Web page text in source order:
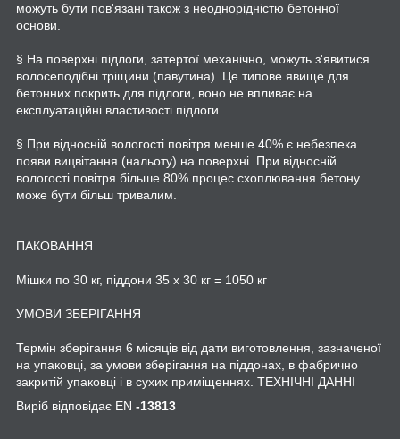
можуть бути пов'язані також з неоднорідністю бетонної
основи.
§ На поверхні підлоги, затертої механічно, можуть з'явитися
волосеподібні тріщини (павутина). Це типове явище для
бетонних покрить для підлоги, воно не впливає на
експлуатаційні властивості підлоги.
§ При відносній вологості повітря менше 40% є небезпека
появи вицвітання (нальоту) на поверхні. При відносній
вологості повітря більше 80% процес схоплювання бетону
може бути більш тривалим.
ПАКОВАННЯ
Мішки по 30 кг, піддони 35 x 30 кг = 1050 кг
УМОВИ ЗБЕРІГАННЯ
Термін зберігання 6 місяців від дати виготовлення, зазначеної
на упаковці, за умови зберігання на піддонах, в фабрично
закритій упаковці і в сухих приміщеннях. ТЕХНІЧНІ ДАННІ
Виріб відповідає EN -13813